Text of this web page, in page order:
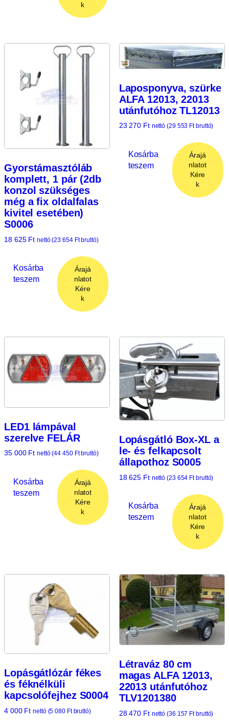
k
Gyorstámasztóláb
komplett, 1 pár (2db
konzol szükséges
még a fix oldalfalas
kivitel esetében)
S0006
18 625 Ft nettó (23 654 Ftbruttó)
Kosárba
teszem
Árajá
nlatot
Kére
k
Laposponyva, szürke
ALFA 12013, 22013
utánfutóhoz TL12013
23 270 Ft nettó (29 553 Ftbruttó)
Kosárba
teszem
Árajá
nlatot
Kére
k
LED1 lámpával
szerelve FELÁR
35 000 Ft nettó (44 450 Ftbruttó)
Kosárba
teszem
Árajá
nlatot
Kére
k
Lopásgátló Box-XL a
le- és felkapcsolt
állapothoz S0005
18 625 Ft nettó (23 654 Ftbruttó)
Kosárba
teszem
Árajá
nlatot
Kére
k
Lopásgátlózár fékes
és féknélküli
kapcsolófejhez S0004
4 000 Ft nettó (5 080 Ftbruttó)
Létraváz 80 cm
magas ALFA 12013,
22013 utánfutóhoz
TLV1201380
28 470 Ft nettó (36 157 Ftbruttó)